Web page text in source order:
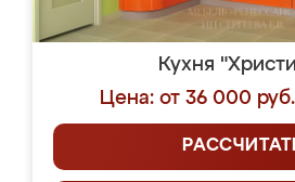
Кухня
Цена: от 36 000